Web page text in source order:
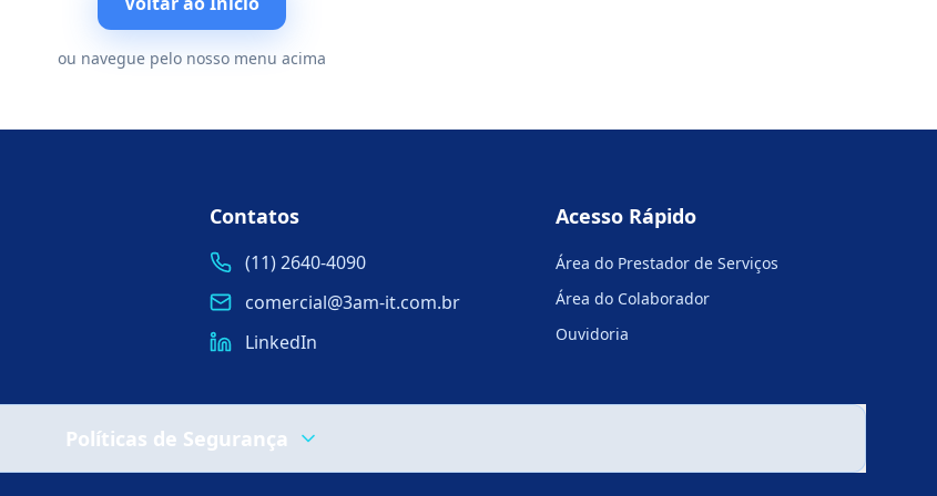
ou navegue pelo nosso menu acima
Contatos
(11) 2640-4090
comercial@3am-it.com.br
LinkedIn
Acesso Rápido
Área do Prestador de Serviços
Área do Colaborador
Ouvidoria
Políticas de Segurança